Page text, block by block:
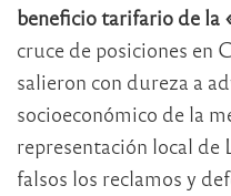
beneficio tarifario de la
cruce de posiciones en
salieron con dureza a
socioeconómico de la
representación local de
falsos los reclamos y